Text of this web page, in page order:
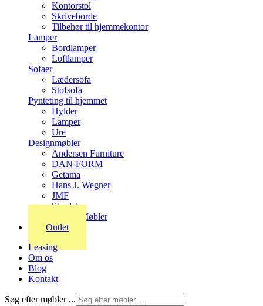
Kontorstol
Skriveborde
Tilbehør til hjemmekontor
Lamper
Bordlamper
Loftlamper
Sofaer
Lædersofa
Stofsofa
Pynteting til hjemmet
Hylder
Lamper
Ure
Designmøbler
Andersen Furniture
DAN-FORM
Getama
Hans J. Wegner
JMF
Stordal
Stouby Møbler
Outlet
Leasing
Om os
Blog
Kontakt
Søg efter møbler ...